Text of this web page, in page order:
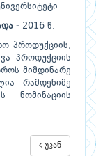
- 2016 წ.
პროდუქციის,
პროდუქციის
მიმდინარე
რამდენიმე
ნომინაციის
უკან